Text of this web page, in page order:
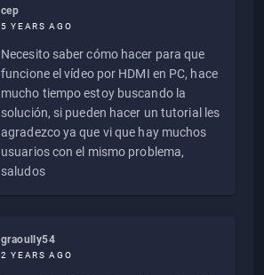
cep
5 YEARS AGO
Necesito saber cómo hacer para que
funcione el vídeo por HDMI en PC, hace
mucho tiempo estoy buscando la
solución, si pueden hacer un tutorial les
agradezco ya que vi que hay muchos
usuarios con el mismo problema,
saludos
graoully54
2 YEARS AGO